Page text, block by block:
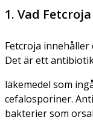
1. Vad
Fetcroja
Det är ett
läkemedel som
cefalosporiner.
bakterier som